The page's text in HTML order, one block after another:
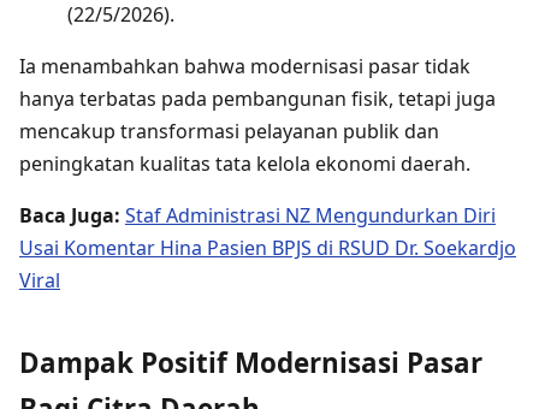
(22/5/2026).
Ia menambahkan bahwa modernisasi pasar tidak
hanya terbatas pada pembangunan fisik, tetapi juga
mencakup transformasi pelayanan publik dan
peningkatan kualitas tata kelola ekonomi daerah.
Baca Juga: Staf Administrasi NZ Mengundurkan Diri
Usai Komentar Hina Pasien BPJS di RSUD Dr. Soekardjo
Viral
Dampak Positif Modernisasi Pasar